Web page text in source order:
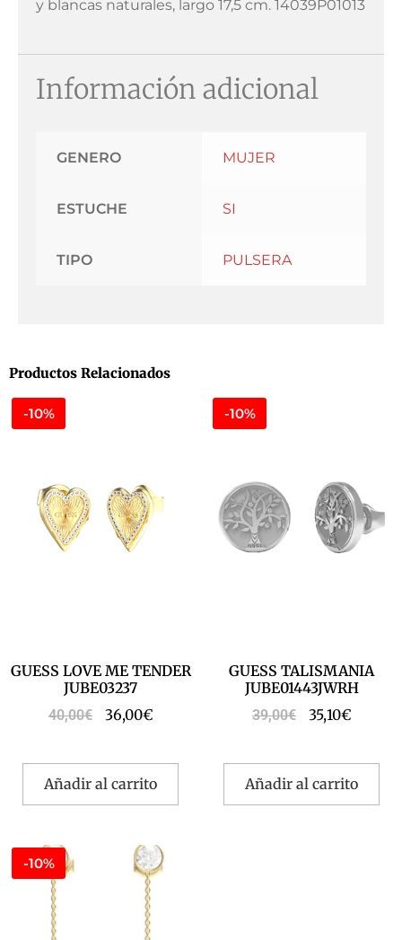
y blancas naturales, largo 17,5 cm. 14039P01013
Información adicional
GENERO MUJER
ESTUCHE SI
TIPO PULSERA
Productos Relacionados
-10%
GUESS LOVE ME TENDER
JUBE03237
40,00€ 36,00€
Añadir al carrito
-10%
GUESS TALISMANIA
JUBE01443JWRH
39,00€ 35,10€
Añadir al carrito
-10%